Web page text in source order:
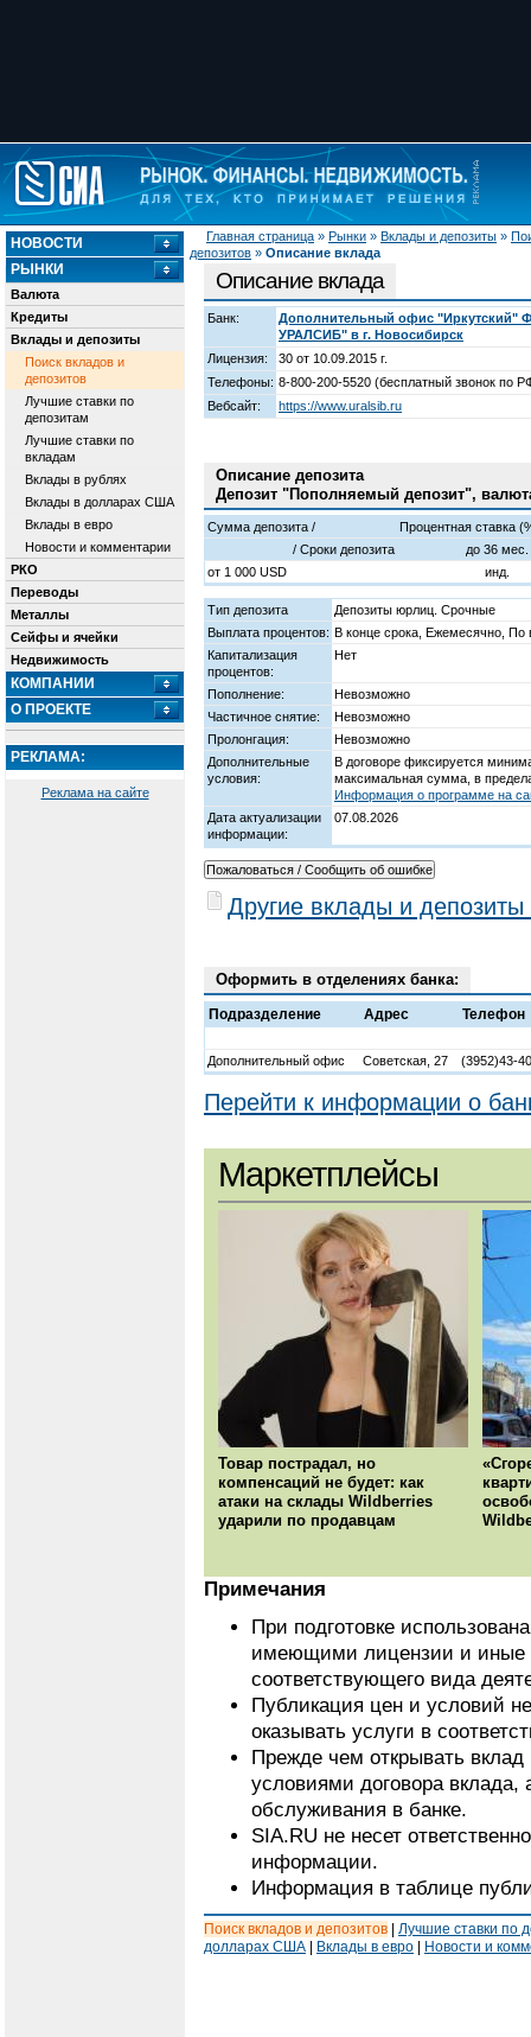
Главная страница » Рынки » Вклады и депозиты »
депозитов » Описание вклада
НОВОСТИ
РЫНКИ
Валюта
Кредиты
Вклады и депозиты
Поиск вкладов и
депозитов
Лучшие ставки по
депозитам
Лучшие ставки по
вкладам
Вклады в рублях
Вклады в долларах США
Вклады в евро
Новости и комментарии
РКО
Переводы
Металлы
Сейфы и ячейки
Недвижимость
КОМПАНИИ
О ПРОЕКТЕ
РЕКЛАМА:
Реклама на сайте
Описание вклада
Банк:
Дополнительный офис "Иркутский"
УРАЛСИБ" в г. Новосибирск
Лицензия:
30 от 10.09.2015 г.
Телефоны: 8-800-200-5520 (бесплатный звонок по
Вебсайт:
https://www.uralsib.ru
Описание депозита
Депозит "Пополняемый депозит",
Сумма депозита /
Процентная ставка
/ Cроки депозита
до 36 мес.
от 1 000 USD инд.
Тип депозита
Депозиты юрлиц. Срочные
Выплата процентов: В конце срока, Ежемесячно, По
Капитализация
процентов:
Нет
Пополнение:
Невозможно
Частичное снятие:
Невозможно
Пролонгация:
Невозможно
Дополнительные
условия:
В договоре фиксируется
максимальная сумма, в
Информация о программе на
Дата актуализации
информации:
07.08.2026
Другие вклады и
Оформить в отделениях банка:
Подразделение Адрес Телефон
Дополнительный офис Советская, 27 (3952)43-
Перейти к информации о
Маркетплейсы
Товар пострадал, но
компенсаций не будет: как
атаки на склады Wildberries
ударили по продавцам
Примечания
При подготовке
имеющими лицензии и иные
соответствующего вида
Публикация цен и условий
оказывать услуги в
Прежде чем открывать вклад
условиями договора вклада,
обслуживания в банке.
SIA.RU не несет
информации.
Информация в таблице
Поиск вкладов и депозитов | Лучшие ставки по
долларах США | Вклады в евро | Новости и